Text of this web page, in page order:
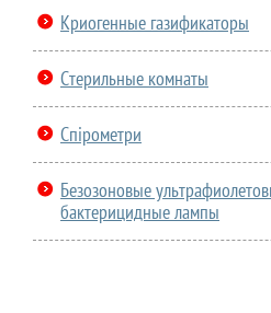
Криогенные газификаторы
Стерильные комнаты
Спірометри
Безозоновые
бактерицидные лампы